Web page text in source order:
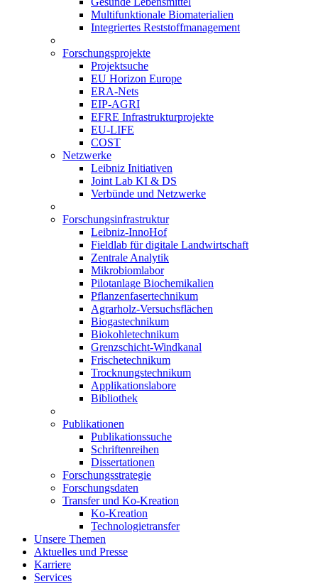
Multifunktionale Biomaterialien
Integriertes Reststoffmanagement
Forschungsprojekte
Projektsuche
EU Horizon Europe
ERA-Nets
EIP-AGRI
EFRE Infrastrukturprojekte
EU-LIFE
COST
Netzwerke
Leibniz Initiativen
Joint Lab KI & DS
Verbünde und Netzwerke
Forschungsinfrastruktur
Leibniz-InnoHof
Fieldlab für digitale Landwirtschaft
Zentrale Analytik
Mikrobiomlabor
Pilotanlage Biochemikalien
Pflanzenfasertechnikum
Agrarholz-Versuchsflächen
Biogastechnikum
Biokohletechnikum
Grenzschicht-Windkanal
Frischetechnikum
Trocknungstechnikum
Applikationslabore
Bibliothek
Publikationen
Publikationssuche
Schriftenreihen
Dissertationen
Forschungsstrategie
Forschungsdaten
Transfer und Ko-Kreation
Ko-Kreation
Technologietransfer
Unsere Themen
Aktuelles und Presse
Karriere
Services